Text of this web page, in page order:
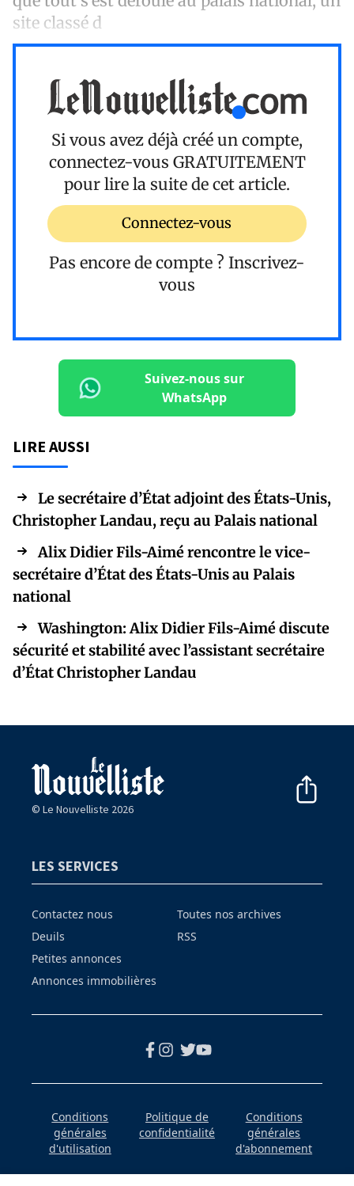
site classé d
Si vous avez déjà créé un compte,
connectez-vous GRATUITEMENT
pour lire la suite de cet article.
Connectez-vous
Pas encore de compte ? Inscrivez-
vous
Suivez-nous sur
WhatsApp
LIRE AUSSI
Le secrétaire d’État adjoint des États-Unis,
Christopher Landau, reçu au Palais national
Alix Didier Fils-Aimé rencontre le vice-
secrétaire d’État des États-Unis au Palais
national
Washington: Alix Didier Fils-Aimé discute
sécurité et stabilité avec l’assistant secrétaire
d’État Christopher Landau
© Le Nouvelliste 2026
LES SERVICES
Contactez nous
Deuils
Petites annonces
Annonces immobilières
Toutes nos archives
RSS
Conditions
générales
d'utilisation
Politique de
confidentialité
Conditions
générales
d'abonnement